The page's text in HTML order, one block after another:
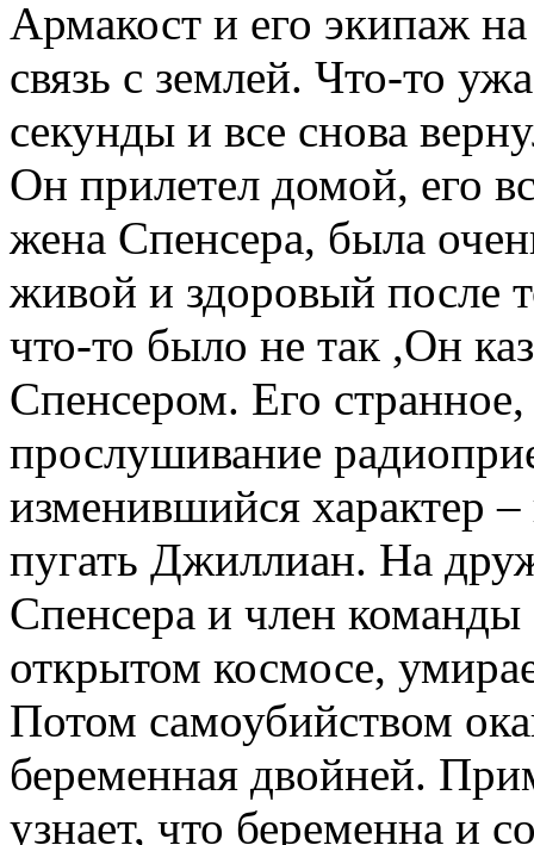
Армакост и его экипаж
связь с землей. Что-то
секунды и все снова
Он прилетел домой, его
жена Спенсера, была
живой и здоровый после
что-то было не так ,Он
Спенсером. Его
прослушивание
изменившийся характер
пугать Джиллиан. На
Спенсера и член команды
открытом космосе,
Потом самоубийством
беременная двойней.
узнает, что беременна и